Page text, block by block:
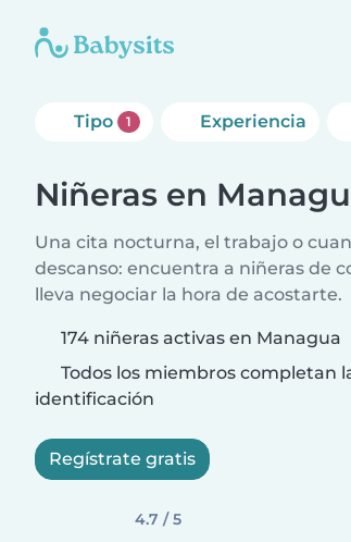
Tipo 1 Experiencia
Niñeras en
Una cita nocturna, el trabajo o
descanso: encuentra a niñeras de
lleva negociar la hora de acostarte.
174 niñeras activas en Managua
Todos los miembros completan
identificación
Regístrate gratis
4.7 / 5